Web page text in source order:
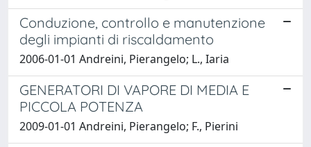
Conduzione, controllo e manutenzione
degli impianti di riscaldamento
2006-01-01 Andreini, Pierangelo; L., Iaria
GENERATORI DI VAPORE DI MEDIA E
PICCOLA POTENZA
2009-01-01 Andreini, Pierangelo; F., Pierini